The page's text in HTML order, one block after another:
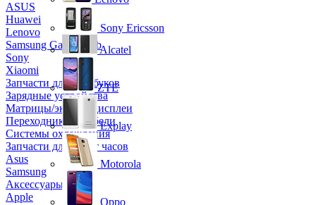
ASUS
Huawei
Lenovo
Samsung Galaxy Tab
Sony
Xiaomi
Запчасти для ноутбуков
Зарядные устройства
Матрицы/экраны/дисплеи
Переходники и кабели
Системы охлаждения
Запчасти для смарт часов
Asus
Samsung
Аксессуары
Apple
Sony Ericsson
Alcatel
ZTE
Explay
Motorola
Oppo